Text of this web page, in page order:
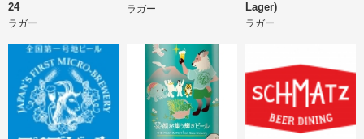
24
ラガー
ラガー
Lager)
ラガー